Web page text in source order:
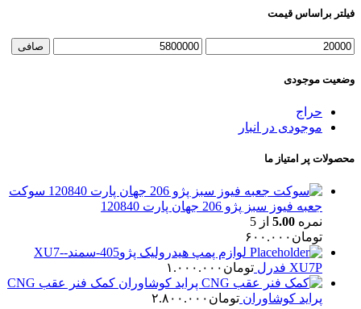
فیلتر براساس قیمت
حداقل
حداكثر
صافی
وضعیت موجودی
حراج
موجودی در انبار
محصولات پر امتیاز ما
سوکت
جعبه فیوز سبز پژو 206 جهان پارت 120840
نمره 5.00 از 5
تومان ۶۰۰.۰۰۰
لوازم پمپ هیدرولیک پژو405-سمند-XU7-
XU7P فدرل
تومان ۱.۰۰۰.۰۰۰
کمک فنر عقب CNG
پراید کوشاوران تومان ۲.۸۰۰.۰۰۰